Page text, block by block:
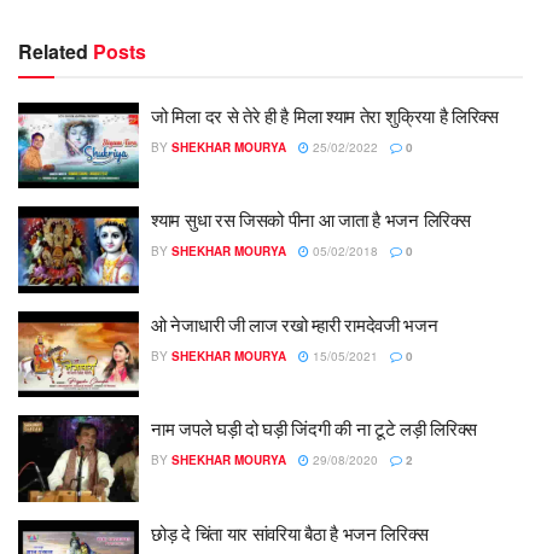
Related Posts
जो मिला दर से तेरे ही है मिला श्याम तेरा शुक्रिया है लिरिक्स
BY SHEKHAR MOURYA 25/02/2022 0
श्याम सुधा रस जिसको पीना आ जाता है भजन लिरिक्स
BY SHEKHAR MOURYA 05/02/2018 0
ओ नेजाधारी जी लाज रखो म्हारी रामदेवजी भजन
BY SHEKHAR MOURYA 15/05/2021 0
नाम जपले घड़ी दो घड़ी जिंदगी की ना टूटे लड़ी लिरिक्स
BY SHEKHAR MOURYA 29/08/2020 2
छोड़ दे चिंता यार सांवरिया बैठा है भजन लिरिक्स